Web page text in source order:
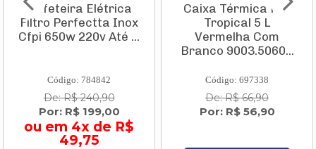
Cafeteira Elétrica
Filtro Perfectta Inox
Cfpi 650w 220v Até ...
Código: 784842
De: R$ 240,90
Por: R$ 199,00
ou em 4x de R$
49,75
Caixa Térmica Pvc
Tropical 5 L
Vermelha Com
Branco 9003.5060...
Código: 697338
De: R$ 66,90
Por: R$ 56,90